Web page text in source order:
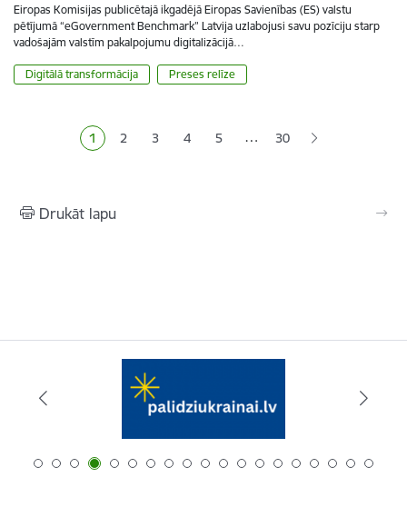
Eiropas Komisijas publicētajā ikgadējā Eiropas Savienības (ES) valstu
pētījumā “eGovernment Benchmark” Latvija uzlabojusi savu pozīciju starp
vadošajām valstīm pakalpojumu digitalizācijā…
Digitālā transformācija Preses relīze
Pašreizējā lapa
1 Lapa
2 Lapa
3 Lapa
4 Lapa
5 … 30
Drukāt lapu